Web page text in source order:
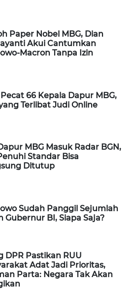
Paper Nobel MBG, Dian
Akui Cantumkan
Macron Tanpa Izin
Pecat 66 Kepala Dapur MBG,
Terlibat Judi Online
MBG Masuk Radar BGN,
Standar Bisa
Ditutup
Sudah Panggil Sejumlah
Gubernur BI, Siapa Saja?
DPR Pastikan RUU
Adat Jadi Prioritas,
Parta: Negara Tak Akan